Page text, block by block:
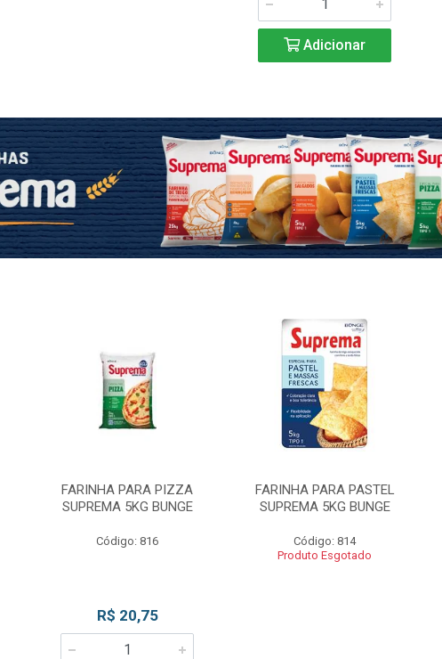
Adicionar
FARINHA PARA PIZZA
SUPREMA 5KG BUNGE
Código: 816
R$ 20,75
FARINHA PARA PASTEL
SUPREMA 5KG BUNGE
Código: 814
Produto Esgotado